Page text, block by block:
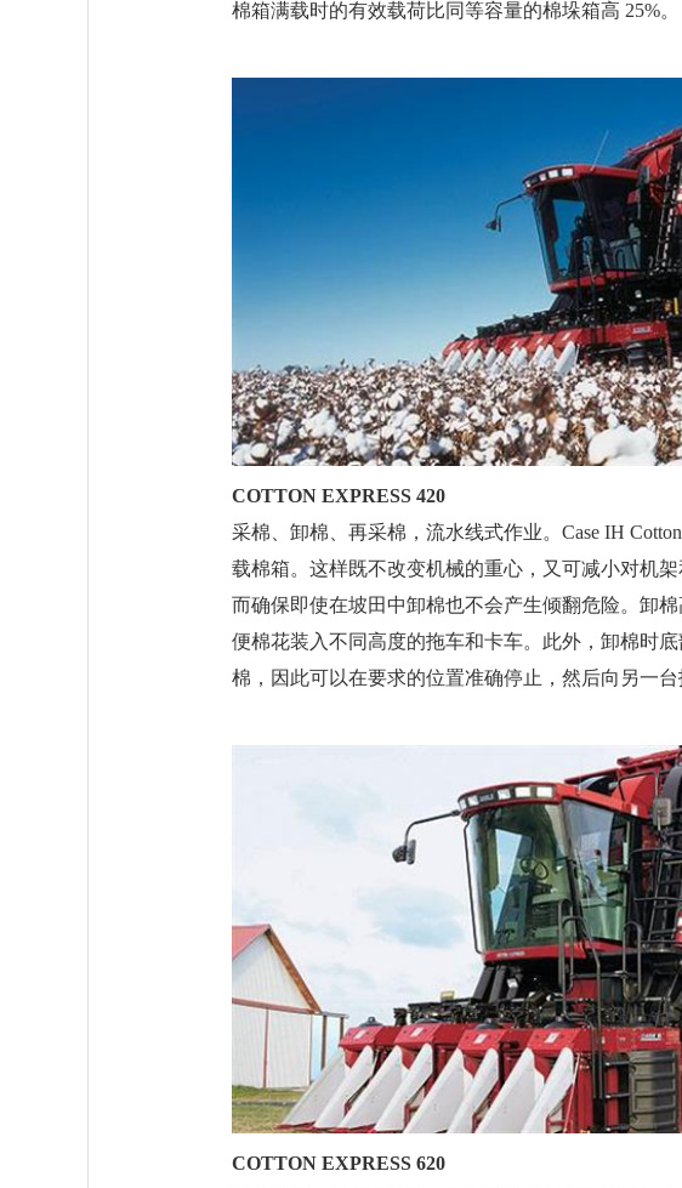
棉箱满载时的有效载荷比同等容量的棉垛箱高 25%。
COTTON EXPRESS 420
采棉、卸棉、再采棉，流水线式作业。Case IH
载棉箱。这样既不改变机械的重心，又可减小对机
而确保即使在坡田中卸棉也不会产生倾翻危险。卸
便棉花装入不同高度的拖车和卡车。此外，卸棉时
棉，因此可以在要求的位置准确停止，然后向另一台
COTTON EXPRESS 620